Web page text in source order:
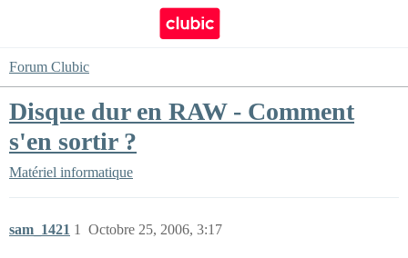
Forum Clubic
Disque dur en RAW - Comment
s'en sortir ?
Matériel informatique
sam_1421 Octobre 25, 2006, 3:17
1